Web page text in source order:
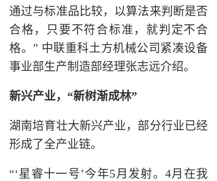
通过与标准品比较，以算法来判断是否
合格，只要不符合标准，就判定不合
格。” 中联重科土方机械公司紧凑设备
事业部生产制造部经理张志远介绍。
新兴产业，“新树渐成林”
湖南培育壮大新兴产业，部分行业已经
形成了全产业链。
“‘星睿十一号’今年5月发射。4月在我